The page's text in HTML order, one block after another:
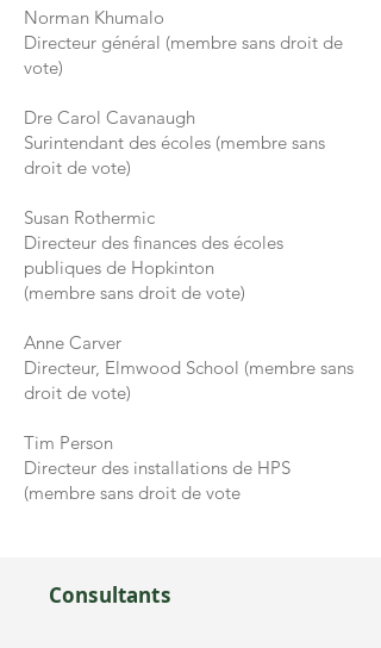
Norman Khumalo
Directeur général (membre sans droit de
vote)
Dre Carol Cavanaugh
Surintendant des écoles (membre sans
droit de vote)
Susan Rothermic
Directeur des finances des écoles
publiques de Hopkinton
(membre sans droit de vote)
Anne Carver
Directeur, Elmwood School (membre sans
droit de vote)
Tim Person
Directeur des installations de HPS
(membre sans droit de vote
Consultants